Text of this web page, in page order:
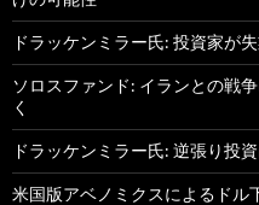
ドラッケンミラー氏: 投資家が
ソロスファンド: イランとの戦
く
ドラッケンミラー氏: 逆張り投
米国版アベノミクスによるドル